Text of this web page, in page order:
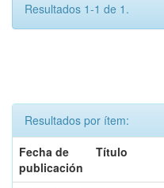
Resultados 1-1 de 1.
Resultados por ítem:
Fecha de
publicación
Título